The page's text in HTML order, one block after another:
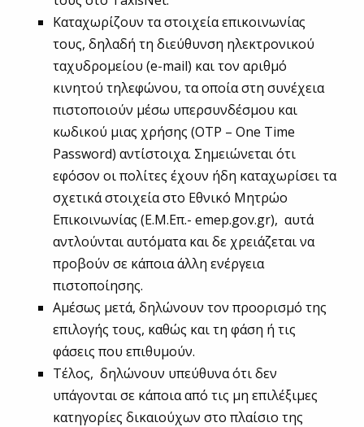
Καταχωρίζουν τα στοιχεία επικοινωνίας
τους, δηλαδή τη διεύθυνση ηλεκτρονικού
ταχυδρομείου (e-mail) και τον αριθμό
κινητού τηλεφώνου, τα οποία στη συνέχεια
πιστοποιούν μέσω υπερσυνδέσμου και
κωδικού μιας χρήσης (OTP – One Time
Password) αντίστοιχα. Σημειώνεται ότι
εφόσον οι πολίτες έχουν ήδη καταχωρίσει τα
σχετικά στοιχεία στο Εθνικό Μητρώο
Επικοινωνίας (Ε.Μ.Επ.- emep.gov.gr), αυτά
αντλούνται αυτόματα και δε χρειάζεται να
προβούν σε κάποια άλλη ενέργεια
πιστοποίησης.
Αμέσως μετά, δηλώνουν τον προορισμό της
επιλογής τους, καθώς και τη φάση ή τις
φάσεις που επιθυμούν.
Τέλος, δηλώνουν υπεύθυνα ότι δεν
υπάγονται σε κάποια από τις μη επιλέξιμες
κατηγορίες δικαιούχων στο πλαίσιο της